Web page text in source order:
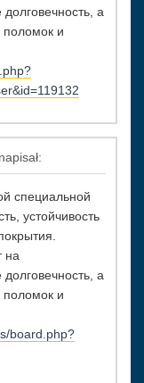
а
поломок и
специальной
устойчивость
на
а
поломок и
board.php?